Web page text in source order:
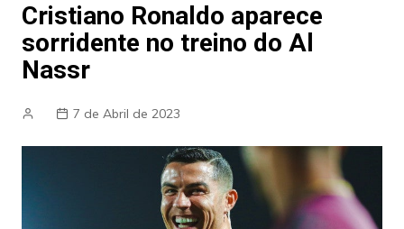
Cristiano Ronaldo aparece
sorridente no treino do Al
Nassr
7 de Abril de 2023